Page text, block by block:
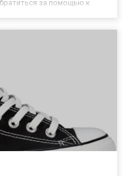
за помощью к